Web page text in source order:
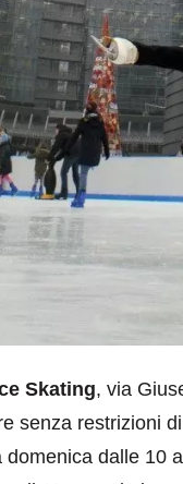
Skating, via
senza restrizioni
dalle 10